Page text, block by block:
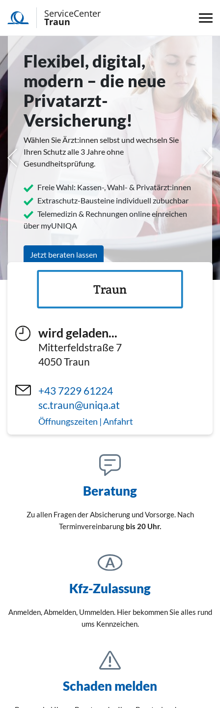
ServiceCenter
Traun
Flexibel, digital,
modern – die neue
Privatarzt-
Versicherung!
Wählen Sie Ärzt:innen selbst und wechseln Sie
Ihren Schutz alle 3 Jahre ohne
Gesundheitsprüfung.
Freie Wahl: Kassen-, Wahl- & Privatärzt:innen
Extraschutz-Bausteine individuell zubuchbar
Telemedizin & Rechnungen online einreichen
über myUNIQA
Jetzt beraten lassen
wird geladen...
Mitterfeldstraße 7
4050Traun
+43 7229 61224
sc.traun@uniqa.at
Öffnungszeiten | Anfahrt
Traun
Beratung
Zu allen Fragen der Absicherung und Vorsorge. Nach
Terminvereinbarung bis 20 Uhr.
Kfz-Zulassung
Anmelden, Abmelden, Ummelden. Hier bekommen Sie alles rund
ums Kennzeichen.
Schaden melden